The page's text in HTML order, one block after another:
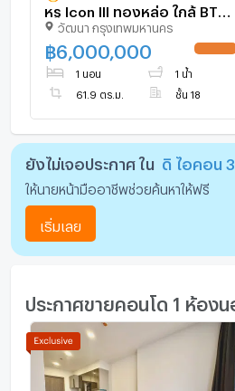
หรู Icon III ทองหล่อ ใกล้ BTS |
61.90 ตร.ม. ชั้น 18 วิว Skyline
ราคาต่ำกว่าตลาด -
[U1986095]
วัฒนา กรุงเทพมหานคร
฿6,000,000
1 นอน 1 น้ำ
61.9 ตร.ม. ชั้น 18
ยังไม่เจอประกาศ ใน ดิ ไอคอน 3
ให้นายหน้ามืออาชีพช่วยค้นหาให้ฟรี
เริ่มเลย